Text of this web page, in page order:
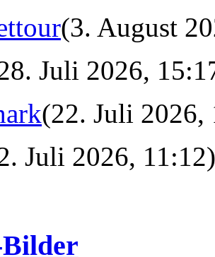
(3. August
Juli 2026,
(22. Juli 2026,
Juli 2026, 11:12)